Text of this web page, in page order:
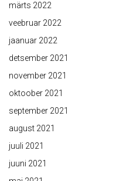
märts 2022
veebruar 2022
jaanuar 2022
detsember 2021
november 2021
oktoober 2021
september 2021
august 2021
juuli 2021
juuni 2021